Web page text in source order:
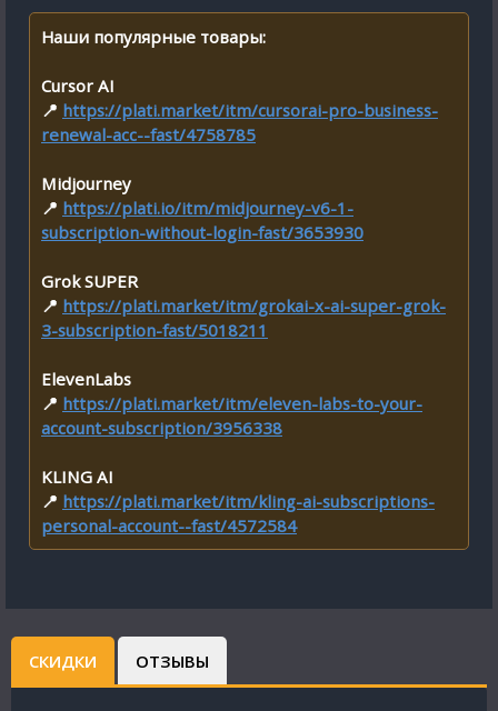
Наши популярные товары:
Cursor AI
📍 https://plati.market/itm/cursorai-pro-business-
renewal-acc--fast/4758785
Midjourney
📍 https://plati.io/itm/midjourney-v6-1-
subscription-without-login-fast/3653930
Grok SUPER
📍 https://plati.market/itm/grokai-x-ai-super-grok-
3-subscription-fast/5018211
ElevenLabs
📍 https://plati.market/itm/eleven-labs-to-your-
account-subscription/3956338
KLING AI
📍 https://plati.market/itm/kling-ai-subscriptions-
personal-account--fast/4572584
СКИДКИ ОТЗЫВЫ